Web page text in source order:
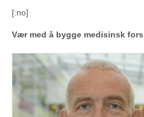
[:no]
Vær med å bygge medisinsk